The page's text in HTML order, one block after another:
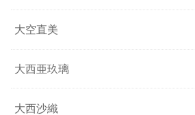
大空直美
大西亜玖璃
大西沙織